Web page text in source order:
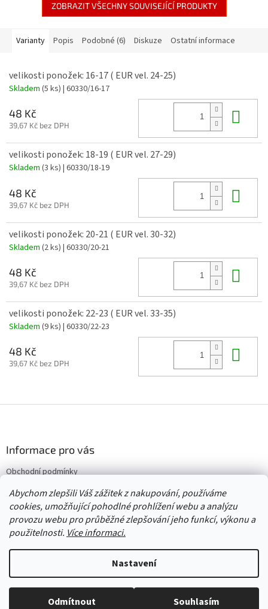
Abychom zlepšili Váš zážitek z nakupování, používáme
cookies, umožňující pohodlné prohlížení webu a analýzu
provozu webu pro průběžné zlepšování jeho funkcí, výkonu a
použitelnosti. Více informaci.
Nastavení
Odmítnout Souhlasím
ZOBRAZIT VŠECHNY SOUVISEJÍCÍ PRODUKTY
Varianty Popis Podobné (6) Diskuze Ostatní informace
velikosti ponožek: 16-17 ( EUR vel. 24-25)
Skladem (5 ks) | 60330/16-17
48 Kč
39,67 Kč bez DPH
velikosti ponožek: 18-19 ( EUR vel. 27-29)
Skladem (3 ks) | 60330/18-19
48 Kč
39,67 Kč bez DPH
velikosti ponožek: 20-21 ( EUR vel. 30-32)
Skladem (2 ks) | 60330/20-21
48 Kč
39,67 Kč bez DPH
velikosti ponožek: 22-23 ( EUR vel. 33-35)
Skladem (9 ks) | 60330/22-23
48 Kč
39,67 Kč bez DPH
í
Informace pro vás
Obchodní podmínky
Vrácení/výměna/reklamace
Velkoobchod
Copyright 2026Červený Tulipán. Všechna práva vyhrazena.Upravit